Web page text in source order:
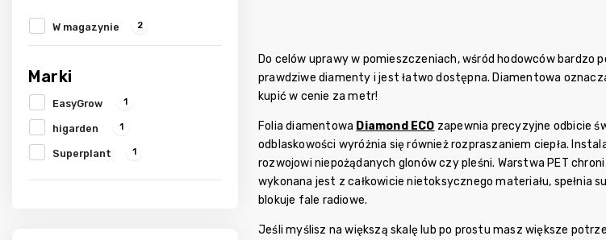
W magazynie 2
Marki
EasyGrow 1
higarden 1
Superplant 1
Do celów uprawy w pomieszczeniach, wśród hodowców
prawdziwe diamenty i jest łatwo dostępna. Diamentowa
kupić w cenie za metr!
Folia diamentowa Diamond ECO zapewnia precyzyjne odbicie
odblaskowości wyróżnia się również rozpraszaniem ciepła.
rozwojowi niepożądanych glonów czy pleśni. Warstwa PET
wykonana jest z całkowicie nietoksycznego materiału,
blokuje fale radiowe.
Jeśli myślisz na większą skalę lub po prostu masz większe